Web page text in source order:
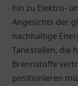
hin zu Elektro-
Angesichts der
nachhaltige
Tankstellen, die
Brennstoffe
positionieren